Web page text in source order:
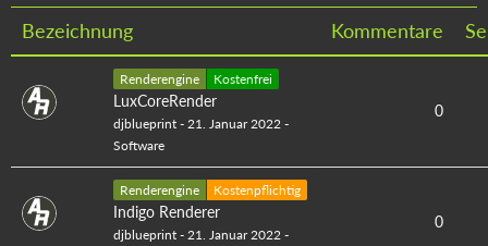
Bezeichnung
Kommentare
Renderengine Kostenfrei
LuxCoreRender
djblueprint - 21. Januar 2022 -
Software
0
Renderengine Kostenpflichtig
Indigo Renderer
djblueprint - 21. Januar 2022 -
0